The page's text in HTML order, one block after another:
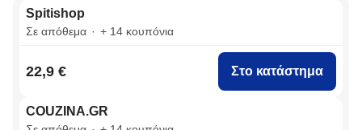
Spitishop
Σε απόθεμα + 14 κουπόνια
22,9 € Στο κατάστημα
COUZINA.GR